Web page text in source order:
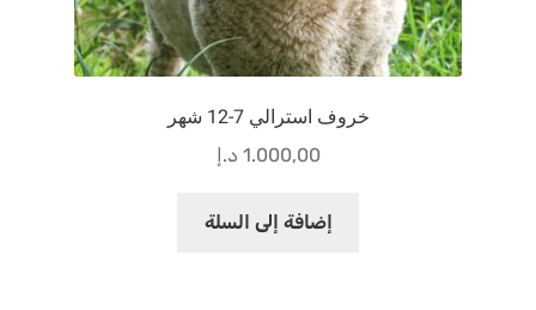
خروف استرالي 7-12 شهر
1.000,00 د.إ
إضافة إلى السلة